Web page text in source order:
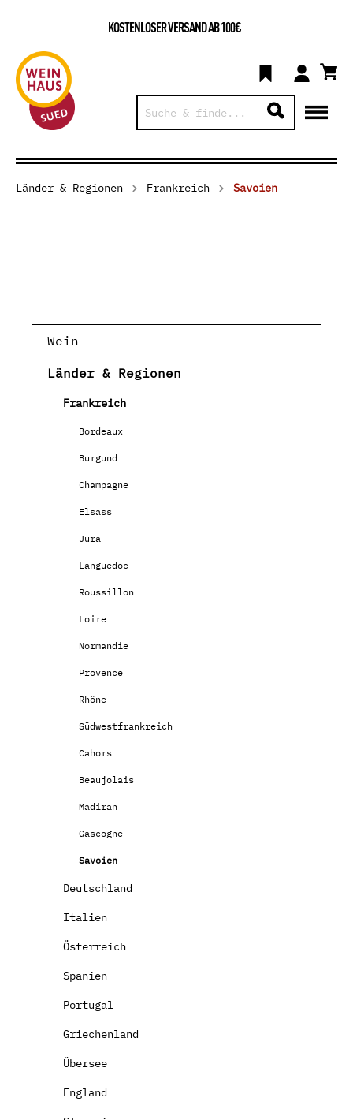
KOSTENLOSER VERSAND AB 100€
Länder & Regionen Frankreich Savoien
Wein
Länder & Regionen
Frankreich
Bordeaux
Burgund
Champagne
Elsass
Jura
Languedoc
Roussillon
Loire
Normandie
Provence
Rhône
Südwestfrankreich
Cahors
Beaujolais
Madiran
Gascogne
Savoien
Deutschland
Italien
Österreich
Spanien
Portugal
Griechenland
Übersee
England